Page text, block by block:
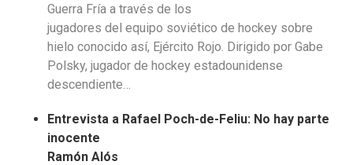
Guerra Fría a través de los
jugadores del equipo soviético de hockey sobre
hielo conocido así, Ejército Rojo. Dirigido por Gabe
Polsky, jugador de hockey estadounidense
descendiente…
Entrevista a Rafael Poch-de-Feliu: No hay parte
inocente
Ramón Alós